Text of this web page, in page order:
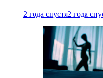
2 года спустя2 года